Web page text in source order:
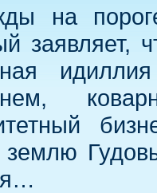
на
заявляет,
землю